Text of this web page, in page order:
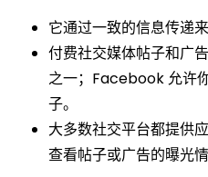
它通过一致的信息传递
付费社交媒体帖子和广
之一；Facebook 允许
子。
大多数社交平台都提供
查看帖子或广告的曝光情